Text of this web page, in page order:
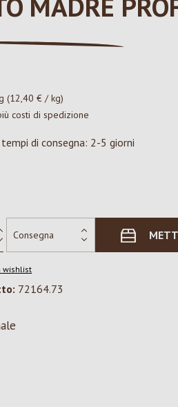
(12,40 € / kg)
costi di spedizione
di consegna: 2-5 giorni
wishlist
72164.73